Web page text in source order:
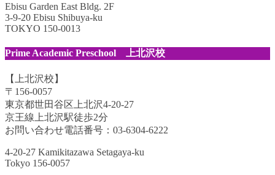
Ebisu Garden East Bldg. 2F
3-9-20 Ebisu Shibuya-ku
TOKYO 150-0013
Prime Academic Preschool 上北沢校
【上北沢校】
〒156-0057
東京都世田谷区上北沢4-20-27
京王線上北沢駅徒歩2分
お問い合わせ電話番号：03-6304-6222
4-20-27 Kamikitazawa Setagaya-ku
Tokyo 156-0057